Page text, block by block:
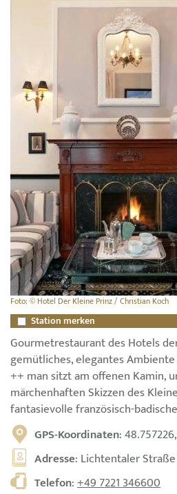
Foto: © Hotel Der Kleine Prinz / Christian Koch
Station merken
Gourmetrestaurant des Hotels
gemütliches, elegantes
++ man sitzt am offenen Kamin,
märchenhaften Skizzen des
fantasievolle französisch-
GPS-Koordinaten:
Adresse: Lichtentaler
Telefon:+49 7221 346600